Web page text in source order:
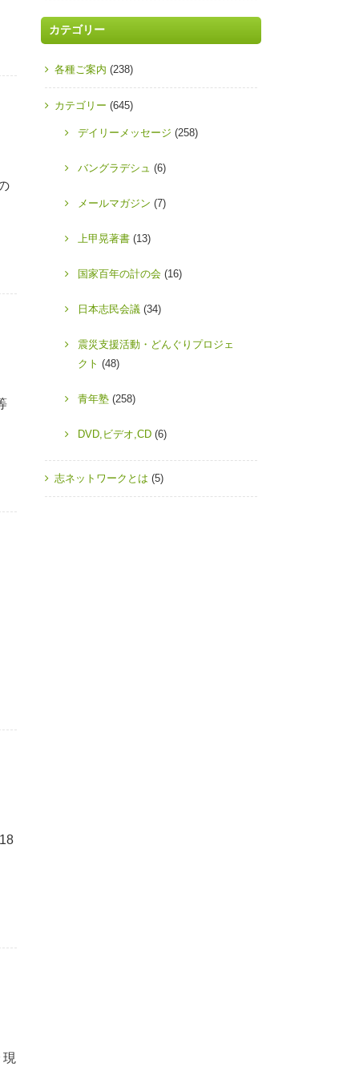
カテゴリー
各種ご案内 (238)
カテゴリー (645)
デイリーメッセージ (258)
バングラデシュ (6)
メールマガジン (7)
上甲晃著書 (13)
国家百年の計の会 (16)
日本志民会議 (34)
震災支援活動・どんぐりプロジェ
クト (48)
青年塾 (258)
DVD,ビデオ,CD (6)
志ネットワークとは (5)